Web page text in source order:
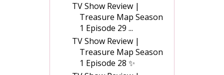
TV Show Review |
Treasure Map Season
1 Episode 29 ...
TV Show Review |
Treasure Map Season
1 Episode 28 ✨